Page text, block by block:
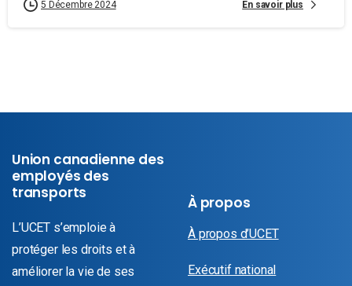
5 Décembre 2024 En savoir plus
Union canadienne des
employés des
transports
L’UCET s’emploie à
protéger les droits et à
améliorer la vie de ses
À propos
À propos d’UCET
Exécutif national